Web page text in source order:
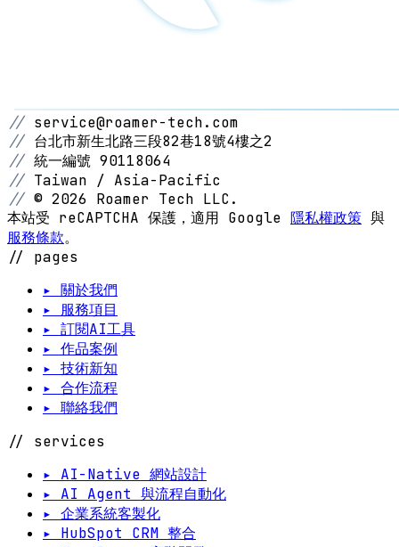
// service@roamer-tech.com
// 台北市新生北路三段82巷18號4樓之2
// 統一編號 90118064
// Taiwan / Asia-Pacific
// © 2026 Roamer Tech LLC.
本站受 reCAPTCHA 保護，適用 Google 隱私權政策 與
服務條款。
// pages
▸ 關於我們
▸ 服務項目
▸ 訂閱AI工具
▸ 作品案例
▸ 技術新知
▸ 合作流程
▸ 聯絡我們
// services
▸ AI-Native 網站設計
▸ AI Agent 與流程自動化
▸ 企業系統客製化
▸ HubSpot CRM 整合